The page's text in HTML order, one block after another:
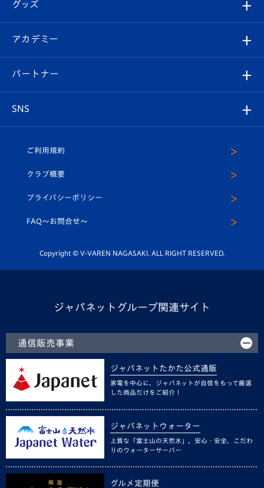
チケット
イベント
メディア
ホームタウン
スタッフプロフィール
マスコット紹介
平和祈念活動
ホームタウン活動
Revive Team
ヴィヴィくんの長崎おもてなしガイド
フォトギャラリー
スタジアムグルメ
V-LOVERS（ファンクラブ）
プレイヤーズスイート
グッズ
オンラインショップ
店舗情報
アカデミー
育成からのお知らせ
U-18
スクール
パートナー
SNS
ヴィヴィくんインスタグラム
公式LINE＠
ご利用規約
クラブ概要
プライバシーポリシー
FAQ〜お問合せ〜
Copyright © V-VAREN NAGASAKI. ALL RIGHT RESERVED.
ジャパネットグループ関連サイト
通信販売事業
ジャパネットたかた公式通販
家電を中心に、ジャパネットが自信をもって厳選
した商品だけをご紹介！
ジャパネットウォーター
上質な「富士山の天然水」。安心・安全、こだわ
りのウォーターサーバー
グルメ定期便